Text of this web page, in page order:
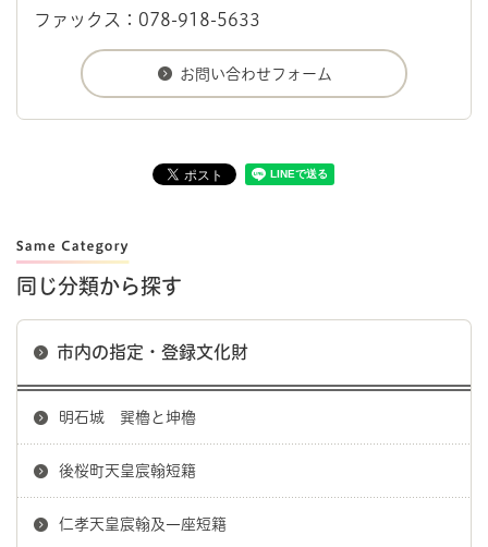
ファックス：078-918-5633
同じ分類から探す
市内の指定・登録文化財
明石城 巽櫓と坤櫓
後桜町天皇宸翰短籍
仁孝天皇宸翰及一座短籍